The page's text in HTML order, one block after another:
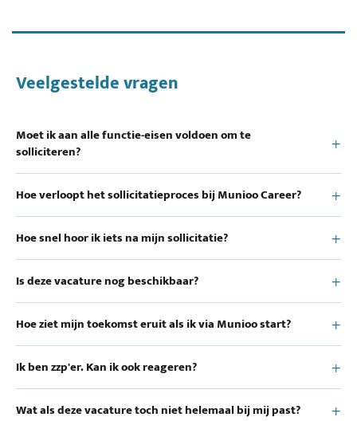
Veelgestelde vragen
Moet ik aan alle functie-eisen voldoen om te
solliciteren?
Hoe verloopt het sollicitatieproces bij Munioo Career?
Hoe snel hoor ik iets na mijn sollicitatie?
Is deze vacature nog beschikbaar?
Hoe ziet mijn toekomst eruit als ik via Munioo start?
Ik ben zzp'er. Kan ik ook reageren?
Wat als deze vacature toch niet helemaal bij mij past?